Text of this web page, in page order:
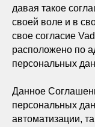
давая такое
своей воле и в
свое согласие
расположено по
персональных
Данное
персональных
автоматизации,